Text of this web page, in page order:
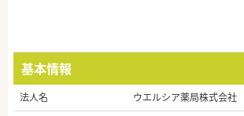
基本情報
法人名
ウエルシア薬局株式会社